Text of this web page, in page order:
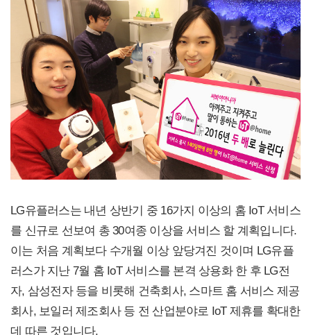
LG유플러스는 내년 상반기 중 16가지 이상의 홈 IoT 서비스
를 신규로 선보여 총 30여종 이상을 서비스 할 계획입니다.
이는 처음 계획보다 수개월 이상 앞당겨진 것이며 LG유플
러스가 지난 7월 홈 IoT 서비스를 본격 상용화 한 후 LG전
자, 삼성전자 등을 비롯해 건축회사, 스마트 홈 서비스 제공
회사, 보일러 제조회사 등 전 산업분야로 IoT 제휴를 확대한
데 따른 것입니다.